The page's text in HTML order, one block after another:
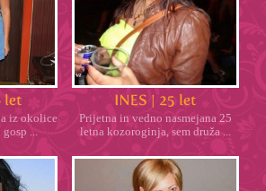
iz okolice
...
Prijetna in vedno nasmejana 25
letna kozoroginja, sem druža ...